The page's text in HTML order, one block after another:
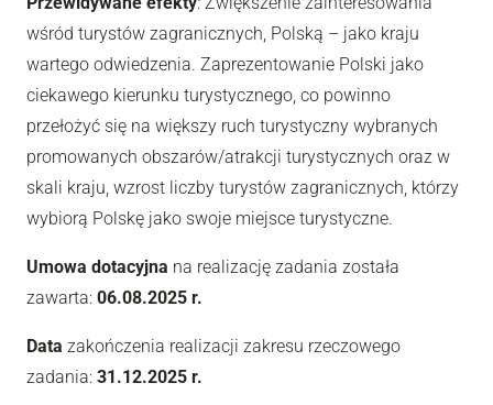
wśród turystów zagranicznych, Polską – jako kraju
wartego odwiedzenia. Zaprezentowanie Polski jako
ciekawego kierunku turystycznego, co powinno
przełożyć się na większy ruch turystyczny wybranych
promowanych obszarów/atrakcji turystycznych oraz w
skali kraju, wzrost liczby turystów zagranicznych, którzy
wybiorą Polskę jako swoje miejsce turystyczne.
Umowa dotacyjna na realizację zadania została
zawarta: 06.08.2025 r.
Data zakończenia realizacji zakresu rzeczowego
zadania: 31.12.2025 r.